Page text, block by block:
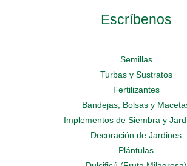
Escríbenos
Semillas
Turbas y Sustratos
Fertilizantes
Bandejas, Bolsas y
Implementos de Siembra y
Decoración de Jardines
Plántulas